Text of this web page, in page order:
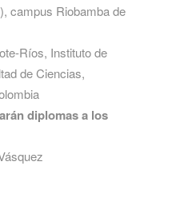
campus Riobamba de
Ríos, Instituto de
de Ciencias,
diplomas a los